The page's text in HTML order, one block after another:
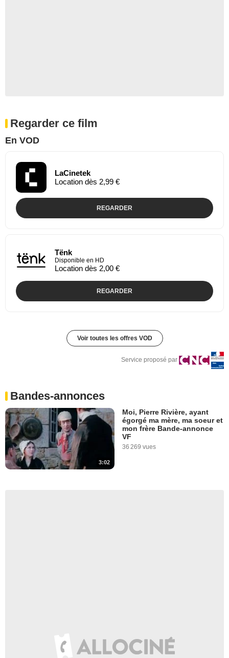
Regarder ce film
En VOD
LaCinetek
Location dès 2,99 €
REGARDER
Tënk
Disponible en HD
Location dès 2,00 €
REGARDER
Voir toutes les offres VOD
Service proposé par
Bandes-annonces
3:02
Moi, Pierre Rivière, ayant
égorgé ma mère, ma soeur et
mon frère Bande-annonce
VF
36 269 vues